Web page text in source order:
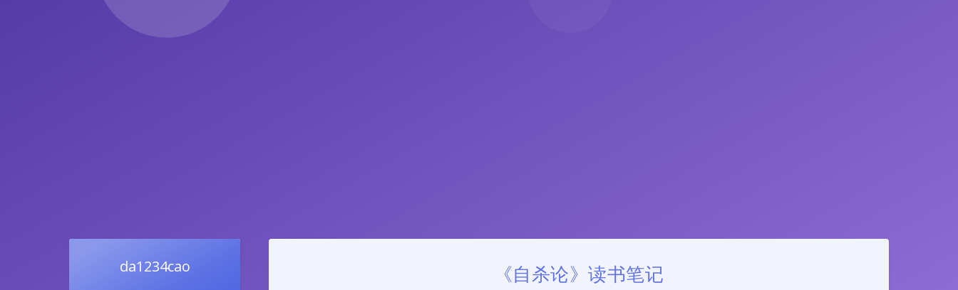
da1234cao 《自杀论》读书笔记